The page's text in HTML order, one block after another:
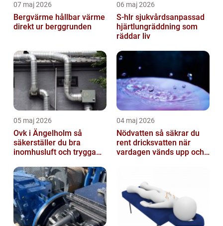
07 maj 2026
Bergvärme hållbar värme
direkt ur berggrunden
06 maj 2026
S-hlr sjukvårdsanpassad
hjärtlungräddning som
räddar liv
05 maj 2026
Ovk i Ängelholm så
säkerställer du bra
inomhusluft och trygga
04 maj 2026
Nödvatten så säkrar du
rent dricksvatten när
vardagen vänds upp och